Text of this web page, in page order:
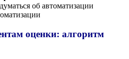
об автоматизации
оценки: алгоритм